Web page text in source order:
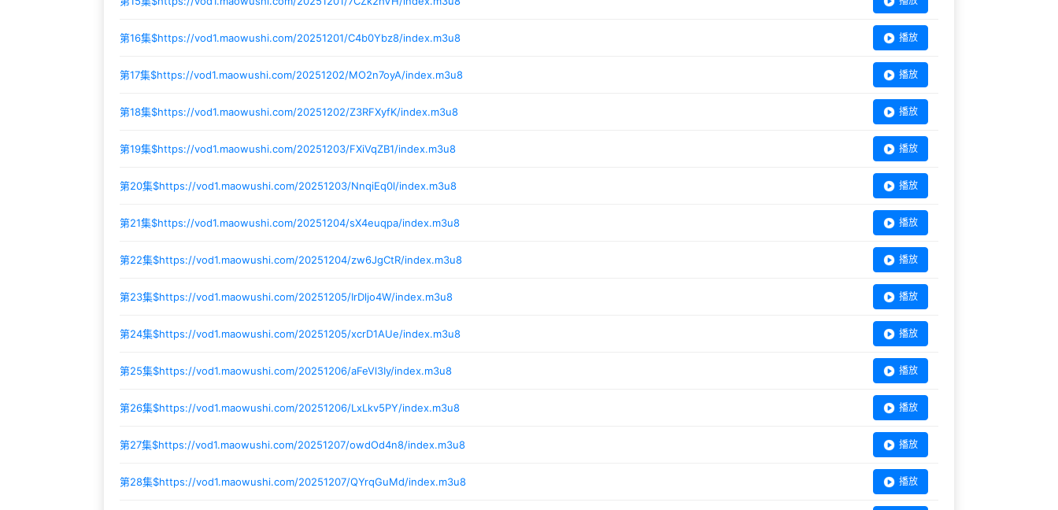
第16集$https://vod1.maowushi.com/20251201/C4b0Ybz8/index.m3u8 播放
第17集$https://vod1.maowushi.com/20251202/MO2n7oyA/index.m3u8 播放
第18集$https://vod1.maowushi.com/20251202/Z3RFXyfK/index.m3u8 播放
第19集$https://vod1.maowushi.com/20251203/FXiVqZB1/index.m3u8 播放
第20集$https://vod1.maowushi.com/20251203/NnqiEq0l/index.m3u8 播放
第21集$https://vod1.maowushi.com/20251204/sX4euqpa/index.m3u8 播放
第22集$https://vod1.maowushi.com/20251204/zw6JgCtR/index.m3u8 播放
第23集$https://vod1.maowushi.com/20251205/IrDljo4W/index.m3u8 播放
第24集$https://vod1.maowushi.com/20251205/xcrD1AUe/index.m3u8 播放
第25集$https://vod1.maowushi.com/20251206/aFeVl3Iy/index.m3u8 播放
第26集$https://vod1.maowushi.com/20251206/LxLkv5PY/index.m3u8 播放
第27集$https://vod1.maowushi.com/20251207/owdOd4n8/index.m3u8 播放
第28集$https://vod1.maowushi.com/20251207/QYrqGuMd/index.m3u8 播放